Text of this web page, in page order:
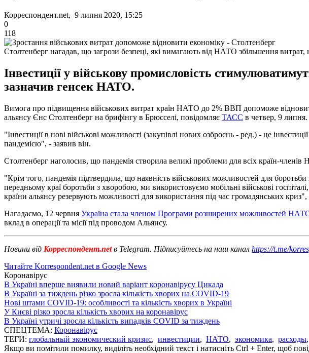
Корреспондент.net, 9 липня 2020, 15:25
0
118
Столтенберг нагадав, що загрози безпеці, які вимагають від НАТО збільшення витрат,
Інвестиції у військову промисловість
зазначив генсек НАТО.
Вимога про підвищення військових витрат країн НАТО до 2% ВВП допоможе
альянсу Єнс Столтенберг на брифінгу в Брюсселі, повідомляє ТАСС в четвер, 9 липня.
"Інвестиції в нові військові можливості (закупівлі нових озброєнь - ред.) - це
пандемією", - заявив він.
Столтенберг наголосив, що пандемія створила великі проблеми для всіх країн-
"Крім того, пандемія підтвердила, що наявність військових можливостей для
передньому краї боротьби з хворобою, ми використовуємо мобільні військові
країни альянсу резервують можливості для використання під час громадянських криз",
Нагадаємо, 12 червня Україна стала членом Програми розширених можливостей
вклад в операції та місії під проводом Альянсу.
Новини від Корреспондент.netв Telegram. Підписуйтесь на наш канал https://t.me/
Читайте Korrespondent.net в Google News
Коронавірус
В Україні вперше виявили новий варіант коронавірусу Цикада
В Україні за тиждень різко зросла кількість хворих на COVID-19
Нові штами COVID-19: особливості та кількість хворих в Україні
У Києві різко зросла кількість хворих на коронавірус
В Україні утричі зросла кількість випадків COVID за тиждень
СПЕЦТЕМА: Коронавірус
ТЕГИ: глобальный экономический кризис, инвестиции, НАТО, экономика, расходы,
Якщо ви помітили помилку, виділіть необхідний текст і натисніть Ctrl + Enter, щоб